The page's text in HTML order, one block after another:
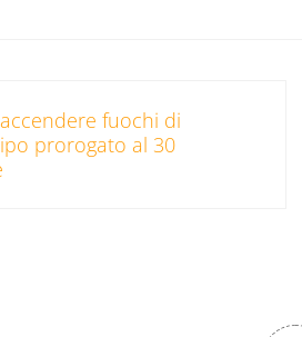
fuochi di
prorogato al 30